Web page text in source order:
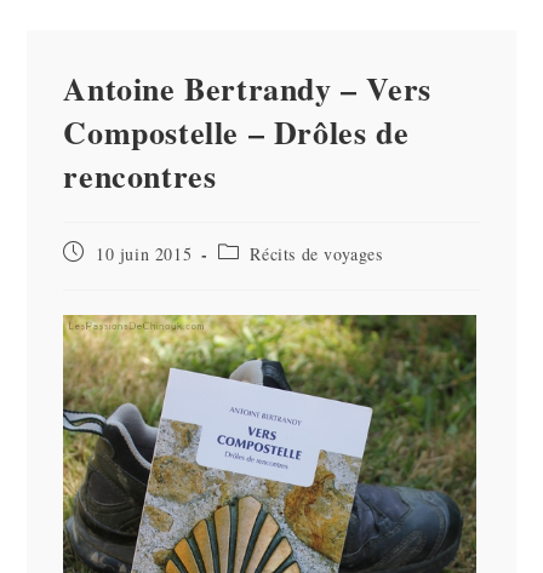
Antoine Bertrandy – Vers
Compostelle – Drôles de
rencontres
Publication
10 juin 2015
Post Récits de voyages